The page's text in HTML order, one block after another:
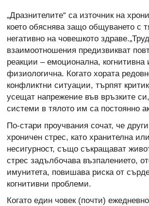
„Дразнителите“ са източник на
което обяснява защо общуването с
негативно на човешкото
взаимоотношения предизвикват
реакции – емоционална, когнитивна
физиологична. Когато хората
конфликтни ситуации, търпят
усещат напрежение във връзките
системи в тялото им са постоянно
По-стари проучвания сочат, че
хроничен стрес, като хранителна
несигурност, също съкращават
стрес задълбочава възпалението,
имунитета, повишава риска от
когнитивни проблеми.
Когато един човек (почти)